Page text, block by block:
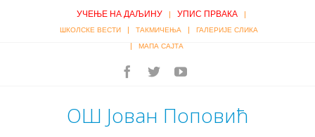
УЧЕЊЕ НА ДАЉИНУ | УПИС ПРВАКА |
ШКОЛСКЕ ВЕСТИ | ТАКМИЧЕЊА | ГАЛЕРИЈЕ СЛИКА
| МАПА САЈТА
ОШ Јован Поповић